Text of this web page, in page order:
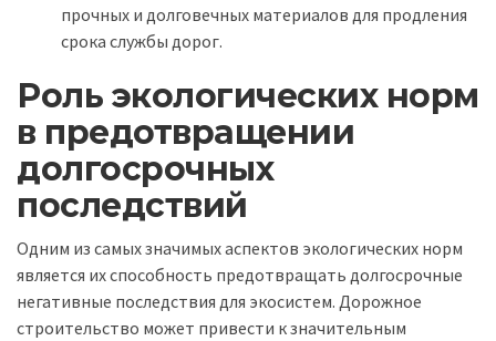
прочных и долговечных материалов для продления
срока службы дорог.
Роль экологических норм
в предотвращении
долгосрочных
последствий
Одним из самых значимых аспектов экологических норм
является их способность предотвращать долгосрочные
негативные последствия для экосистем. Дорожное
строительство может привести к значительным